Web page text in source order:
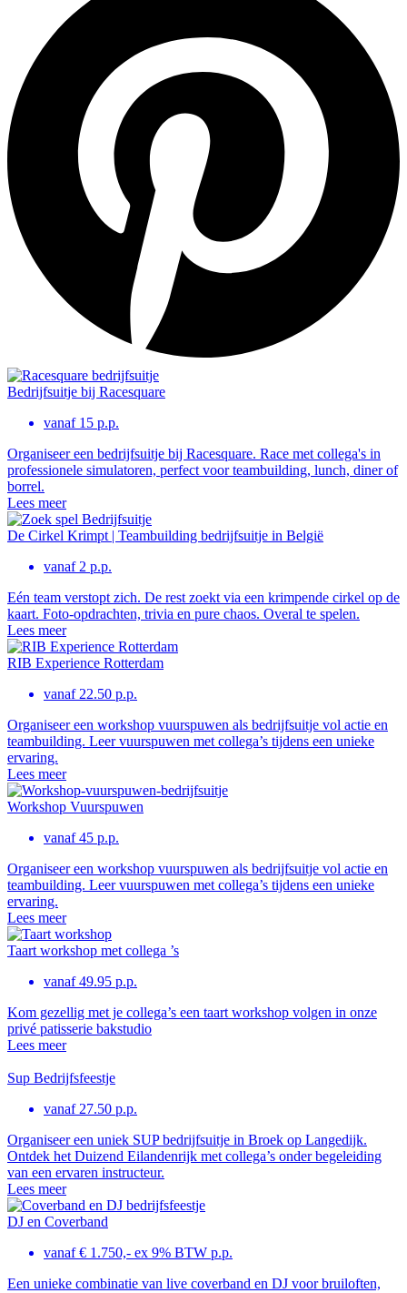
Bedrijfsuitje bij Racesquare
vanaf 15 p.p.
Organiseer een bedrijfsuitje bij Racesquare. Race met collega's in
professionele simulatoren, perfect voor teambuilding, lunch, diner of
borrel.
Lees meer
De Cirkel Krimpt | Teambuilding bedrijfsuitje in België
vanaf 2 p.p.
Eén team verstopt zich. De rest zoekt via een krimpende cirkel op de
kaart. Foto-opdrachten, trivia en pure chaos. Overal te spelen.
Lees meer
RIB Experience Rotterdam
vanaf 22.50 p.p.
Organiseer een workshop vuurspuwen als bedrijfsuitje vol actie en
teambuilding. Leer vuurspuwen met collega’s tijdens een unieke
ervaring.
Lees meer
Workshop Vuurspuwen
vanaf 45 p.p.
Organiseer een workshop vuurspuwen als bedrijfsuitje vol actie en
teambuilding. Leer vuurspuwen met collega’s tijdens een unieke
ervaring.
Lees meer
Taart workshop met collega ’s
vanaf 49.95 p.p.
Kom gezellig met je collega’s een taart workshop volgen in onze
privé patisserie bakstudio
Lees meer
Sup Bedrijfsfeestje
vanaf 27.50 p.p.
Organiseer een uniek SUP bedrijfsuitje in Broek op Langedijk.
Ontdek het Duizend Eilandenrijk met collega’s onder begeleiding
van een ervaren instructeur.
Lees meer
DJ en Coverband
vanaf € 1.750,- ex 9% BTW p.p.
Een unieke combinatie van live coverband en DJ voor bruiloften,